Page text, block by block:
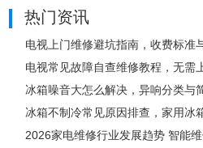
热门资讯
电视上门维修避坑指南，收费标准
电视常见故障自查维修教程，无需
冰箱噪音大怎么解决，异响分类与
冰箱不制冷常见原因排查，家用冰
2026家电维修行业发展趋势 智能